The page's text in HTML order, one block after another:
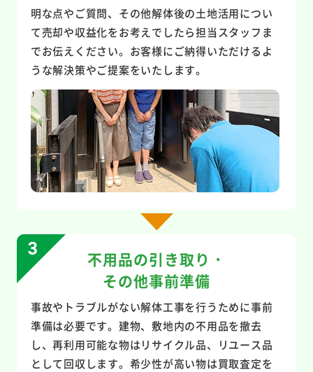
明な点やご質問、その他解体後の土地活用につい
て売却や収益化をお考えでしたら担当スタッフま
でお伝えください。お客様にご納得いただけるよ
うな解決策やご提案をいたします。
不用品の引き取り・
その他事前準備
事故やトラブルがない解体工事を行うために事前
準備は必要です。建物、敷地内の不用品を撤去
し、再利用可能な物はリサイクル品、リユース品
として回収します。希少性が高い物は買取査定を